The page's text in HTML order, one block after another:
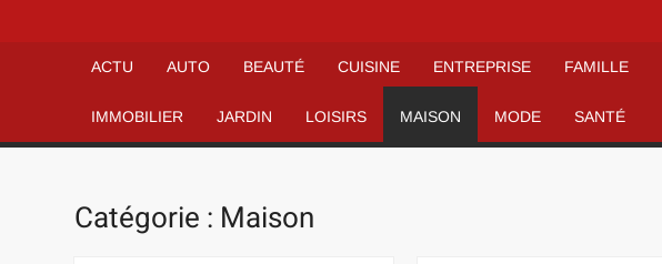
ACTU AUTO BEAUTÉ CUISINE ENTREPRISE FAMILLE
IMMOBILIER JARDIN LOISIRS MAISON MODE SANTÉ
Catégorie : Maison